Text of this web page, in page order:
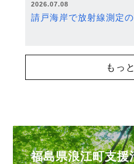
2026.07.08
請戸海岸で放射線測定
もっ
福島県浪江町支援